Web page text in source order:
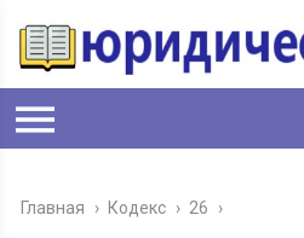
Главная › Кодекс › 26 ›